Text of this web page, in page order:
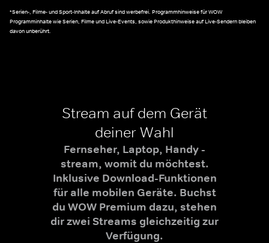
*Serien-, Filme- und Sport-Inhalte auf Abruf sind werbefrei. Programmhinweise für WOW
Programminhalte wie Serien, Filme und Live-Events, sowie Produkthinweise auf Live-Sendern bleiben
davon unberührt.
Stream auf dem Gerät
deiner Wahl
Fernseher, Laptop, Handy -
stream, womit du möchtest.
Inklusive Download-Funktionen
für alle mobilen Geräte. Buchst
du WOW Premium dazu, stehen
dir zwei Streams gleichzeitig zur
Verfügung.